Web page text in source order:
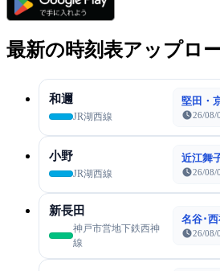
最新の時刻表アップロ
和邇
JR湖西線
堅田・
26/08/
小野
JR湖西線
近江舞
26/08/
新長田
神戸市営地下鉄西神
線
名谷･
26/08/